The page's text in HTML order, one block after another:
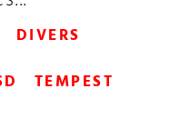
DIVERS
TEMPEST